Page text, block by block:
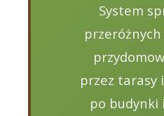
System
przez tarasy
po